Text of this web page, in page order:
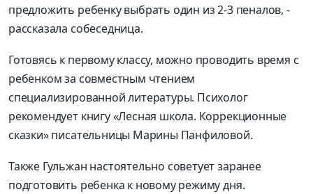
предложить ребенку выбрать один из 2-3 пеналов, -
рассказала собеседница.
Готовясь к первому классу, можно проводить время с
ребенком за совместным чтением
специализированной литературы. Психолог
рекомендует книгу «Лесная школа. Коррекционные
сказки» писательницы Марины Панфиловой.
Также Гульжан настоятельно советует заранее
подготовить ребенка к новому режиму дня.